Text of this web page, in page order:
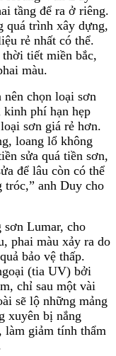
tầng để ra ở riêng.
quá trình xây dựng,
rẻ nhất có thể.
tiết miền bắc,
màu.
chọn loại sơn
phí hạn hẹp
sơn giá rẻ hơn.
loang lổ không
sửa quá tiền sơn,
để lâu còn có thể
tróc,” anh Duy cho
sơn Lumar, cho
phai màu xảy ra do
bảo vệ thấp.
(tia UV) bởi
chỉ sau một vài
sẽ lộ những mảng
xuyên bị nắng
làm giảm tính thẩm